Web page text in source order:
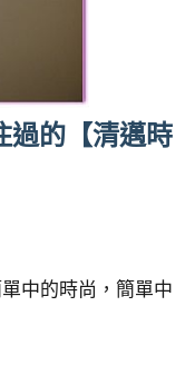
的【清邁時
中的時尚，簡單中